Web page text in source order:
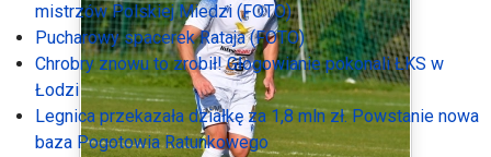
mistrzów Polskiej Miedzi (FOTO)
Pucharowy spacerek Rataja (FOTO)
Chrobry znowu to zrobił! Głogowianie pokonali ŁKS w
Łodzi
Legnica przekazała działkę za 1,8 mln zł. Powstanie nowa
baza Pogotowia Ratunkowego